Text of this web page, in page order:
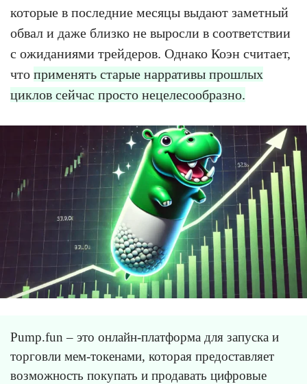
которые в последние месяцы выдают заметный
обвал и даже близко не выросли в соответствии
с ожиданиями трейдеров. Однако Коэн считает,
что применять старые нарративы прошлых
циклов сейчас просто нецелесообразно.
Pump.fun – это онлайн-платформа для запуска и
торговли мем-токенами, которая предоставляет
возможность покупать и продавать цифровые